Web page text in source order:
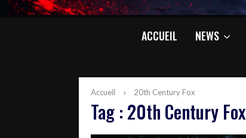
ACCUEIL NEWS
Accueil 20th Century Fox
Tag : 20th Century Fox